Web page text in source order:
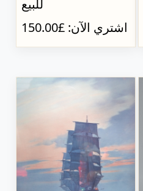
للبيع
اشتري الآن: £150.00